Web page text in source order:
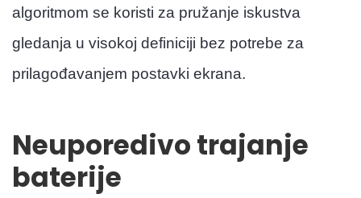
algoritmom se koristi za pružanje iskustva
gledanja u visokoj definiciji bez potrebe za
prilagođavanjem postavki ekrana.
Neuporedivo trajanje
baterije